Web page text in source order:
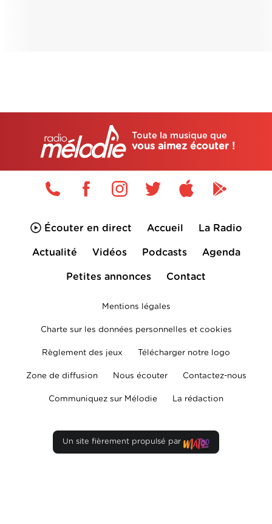
Toute la musique que
vous aimez écouter !
Écouter en direct Accueil La Radio
Actualité Vidéos Podcasts Agenda
Petites annonces Contact
Mentions légales
Charte sur les données personnelles et cookies
Règlement des jeux Télécharger notre logo
Zone de diffusion Nous écouter Contactez-nous
Communiquez sur Mélodie La rédaction
Un site fièrement propulsé par